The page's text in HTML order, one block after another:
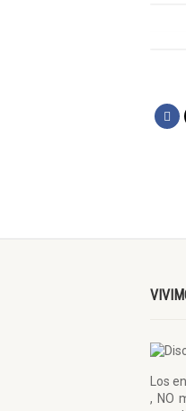
Los
, NO